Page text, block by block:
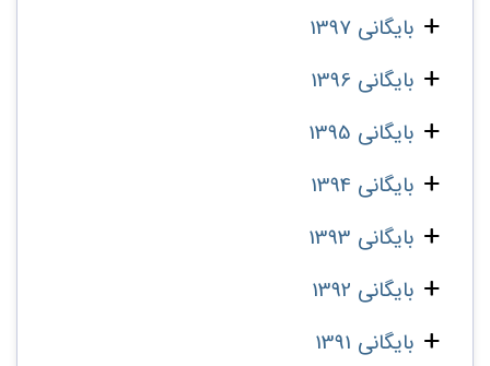
بایگانی 1397
بایگانی 1396
بایگانی 1395
بایگانی 1394
بایگانی 1393
بایگانی 1392
بایگانی 1391